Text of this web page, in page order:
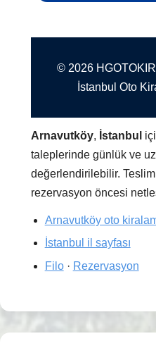
© 2026
İstanbul Oto
Arnavutköy, İstanbul
taleplerinde günlük ve
değerlendirilebilir.
rezervasyon öncesi
Arnavutköy oto
İstanbul il sayfası
Filo· Rezervasyon